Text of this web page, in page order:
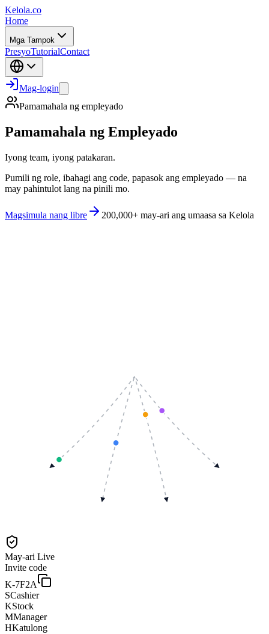
Kelola.co
Home
Mga Tampok
PresyoTutorialContact
Mag-login
Pamamahala ng empleyado
Pamamahala ng Empleyado
Iyong team, iyong patakaran.
Pumili ng role, ibahagi ang code, papasok ang empleyado — na
may pahintulot lang na pinili mo.
Magsimula nang libre 200,000+ may-ari ang umaasa sa Kelola
May-ari Live
Invite code
K-7F2A
SCashier
KStock
MManager
HKatulong